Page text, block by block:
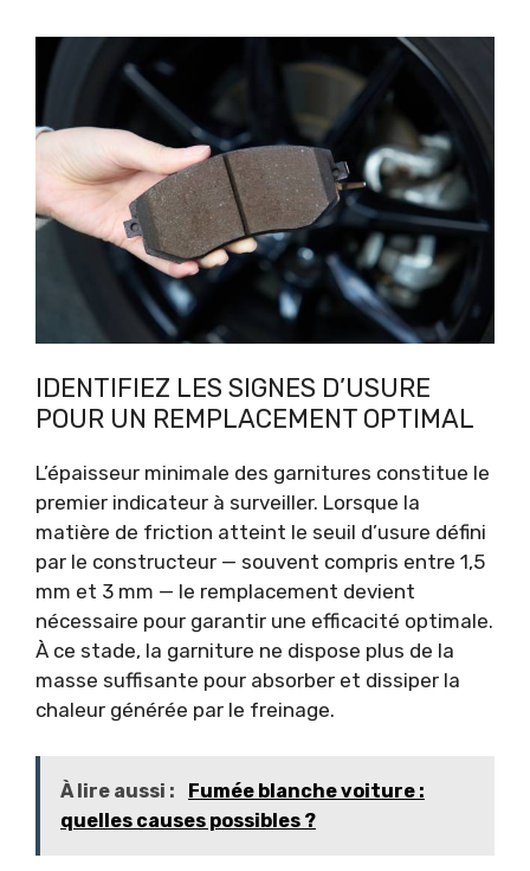
IDENTIFIEZ LES SIGNES D’USURE
POUR UN REMPLACEMENT OPTIMAL
L’épaisseur minimale des garnitures constitue le
premier indicateur à surveiller. Lorsque la
matière de friction atteint le seuil d’usure défini
par le constructeur — souvent compris entre 1,5
mm et 3 mm — le remplacement devient
nécessaire pour garantir une efficacité optimale.
À ce stade, la garniture ne dispose plus de la
masse suffisante pour absorber et dissiper la
chaleur générée par le freinage.
À lire aussi :
Fumée blanche voiture :
quelles causes possibles ?